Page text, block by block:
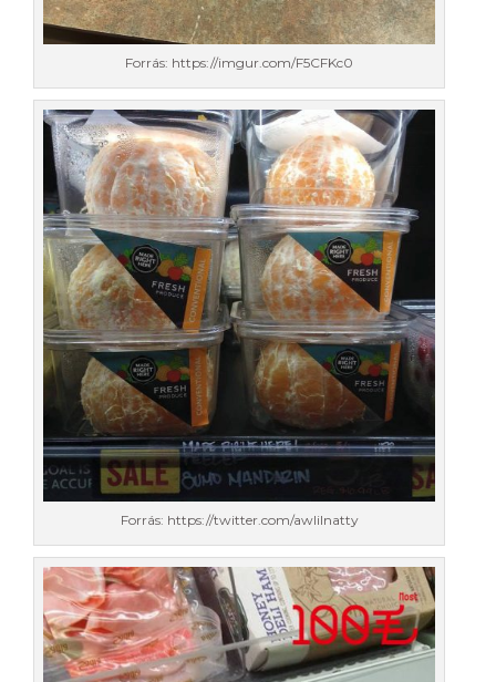
Forrás: https://imgur.com/F5CFKc0
Forrás: https://twitter.com/awlilnatty